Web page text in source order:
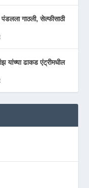
पंडलला गाठली, सेल्फीसाठी
यांच्या ढाकड एंट्रीमधील